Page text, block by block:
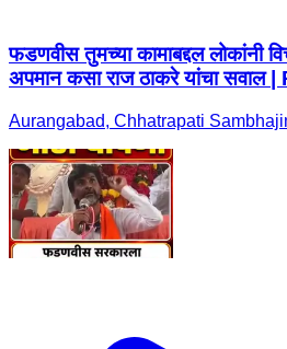
फडणवीस तुमच्या कामाबद्दल लोकांनी
अपमान कसा राज ठाकरे यांचा
Aurangabad, Chhatrapati